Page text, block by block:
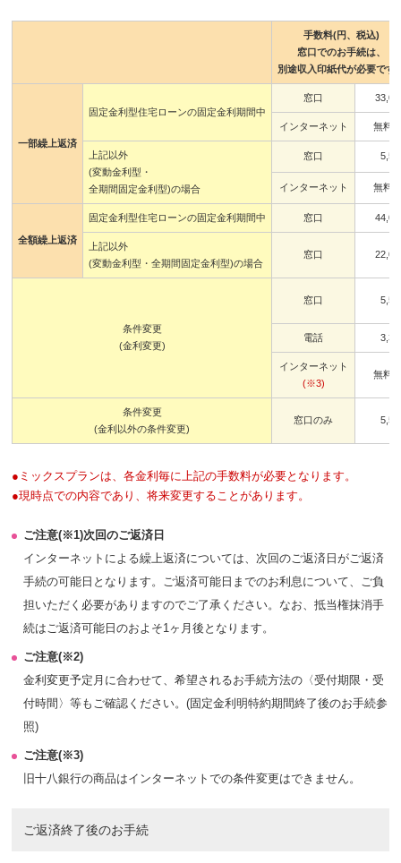
手数料(円、税込)
窓口でのお手続は、
別途収入印紙代が必要です
一部繰上返済
固定金利型住宅ローンの固定金利期間中
窓口
インターネット 無料
上記以外
(変動金利型・
全期間固定金利型)の場合
窓口
インターネット 無料
全額繰上返済
固定金利型住宅ローンの固定金利期間中 窓口
上記以外
(変動金利型・全期間固定金利型)の場合
窓口
条件変更
(金利変更)
窓口
電話
インターネット
(※3)
無料
条件変更
(金利以外の条件変更)
窓口のみ
● ミックスプランは、各金利毎に上記の手数料が必要となります。
●現時点での内容であり、将来変更することがあります。
ご注意(※1)次回のご返済日
インターネットによる繰上返済については、次回のご返済日がご返済
手続の可能日となります。ご返済可能日までのお利息について、ご負
担いただく必要がありますのでご了承ください。なお、抵当権抹消手
続はご返済可能日のおよそ1ヶ月後となります。
ご注意(※2)
金利変更予定月に合わせて、希望されるお手続方法の〈受付期限・受
付時間〉等もご確認ください。(固定金利明特約期間終了後のお手続参
照)
ご注意(※3)
旧十八銀行の商品はインターネットでの条件変更はできません。
ご返済終了後のお手続